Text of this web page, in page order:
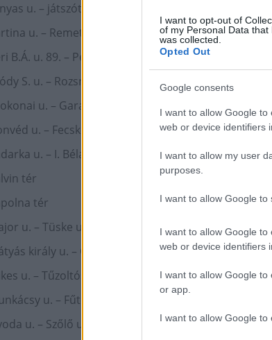
I want to opt-out of
of my Personal Data
was collected.
Opted Out
Google consents
I want to allow Google
web or device identifiers
I want to allow my user
purposes.
I want to allow Google to
I want to allow Google
web or device identifiers
I want to allow Google
or app.
I want to allow Google to
u. – játszótér sarka
u. – Remete u. buszmegálló
u. 89. – Penny parkoló
u. – Rozsnyai u. sarka
u. – Garay Gimnázium mögötti parkoló
u. – Fecskeház mellett
u. – I. Béla Gimnázium mellett
tér
tér
– Tüske u. kereszteződés
király u. – Gyakorló iskola parkolója
– Tűzoltósággal szemben
u. – Fűtőmű mellett
u. – Szőlő u. sarka